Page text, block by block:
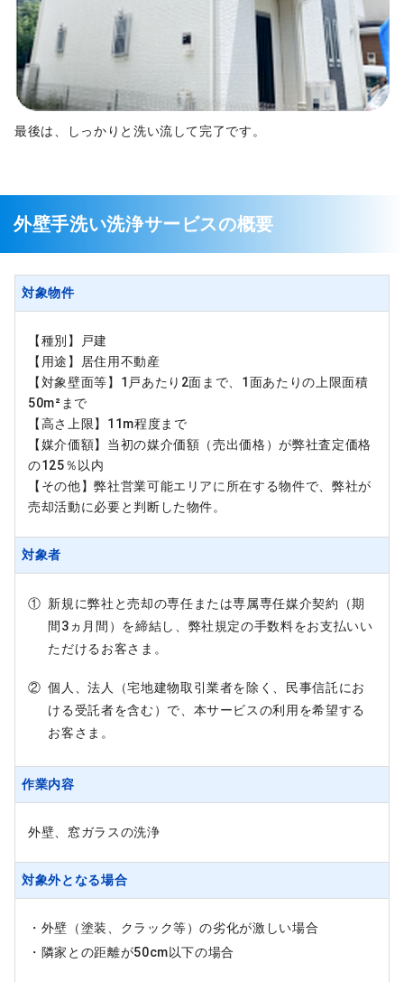
最後は、しっかりと洗い流して完了です。
外壁手洗い洗浄サービスの概要
対象物件
【種別】戸建
【用途】居住用不動産
【対象壁面等】1戸あたり2面まで、1面あたりの上限面積
50m²まで
【高さ上限】11m程度まで
【媒介価額】当初の媒介価額（売出価格）が弊社査定価格
の125％以内
【その他】弊社営業可能エリアに所在する物件で、弊社が
売却活動に必要と判断した物件。
対象者
① 新規に弊社と売却の専任または専属専任媒介契約（期
間3ヵ月間）を締結し、弊社規定の手数料をお支払いい
ただけるお客さま。
② 個人、法人（宅地建物取引業者を除く、民事信託にお
ける受託者を含む）で、本サービスの利用を希望する
お客さま。
作業内容
外壁、窓ガラスの洗浄
対象外となる場合
外壁（塗装、クラック等）の劣化が激しい場合
隣家との距離が50cm以下の場合